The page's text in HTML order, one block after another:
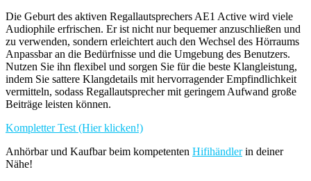
Die Geburt des aktiven Regallautsprechers AE1 Active wird viele
Audiophile erfrischen. Er ist nicht nur bequemer anzuschließen und
zu verwenden, sondern erleichtert auch den Wechsel des Hörraums
Anpassbar an die Bedürfnisse und die Umgebung des Benutzers.
Nutzen Sie ihn flexibel und sorgen Sie für die beste Klangleistung,
indem Sie sattere Klangdetails mit hervorragender Empfindlichkeit
vermitteln, sodass Regallautsprecher mit geringem Aufwand große
Beiträge leisten können.
Kompletter Test (Hier klicken!)
Anhörbar und Kaufbar beim kompetenten Hifihändlerin deiner
Nähe!